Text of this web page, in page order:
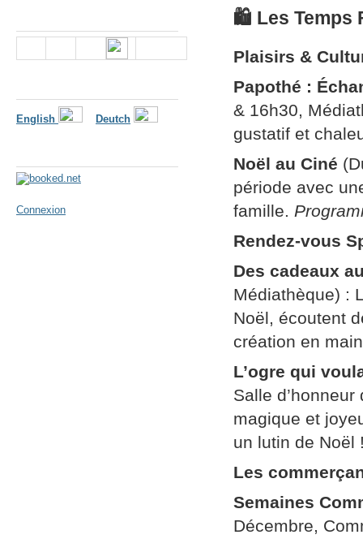
English Deutch
Connexion
🛍️ Les Temps
Plaisirs &
Papothé :
& 16h30,
gustatif et
Noël au Ciné
période avec
famille.
Rendez-vous
Des cadeaux
Médiathèque) :
Noël, écoutent
création en
L’ogre qui
Salle
magique et
un lutin de Noël
Les
Semaines
Décembre,